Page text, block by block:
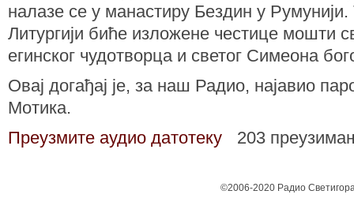
налазе се у манастиру Бездин у Румунији.
Литургији биће изложене честице мошти
егинског чудотворца и светог Симеона
Овај догађај је, за наш Радио, најавио
Мотика.
Преузмите аудио датотеку
203
©2006-2020 Радио